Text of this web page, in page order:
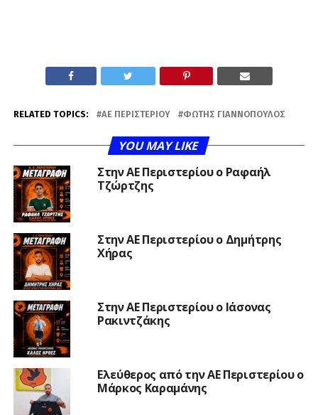
RELATED TOPICS: ΑΕ ΠΕΡΙΣΤΕΡΊΟΥ ΦΏΤΗΣ ΓΙΑΝΝΌΠΟΥΛΟΣ
YOU MAY LIKE
Στην ΑΕ Περιστερίου ο Ραφαήλ
Τζώρτζης
Στην ΑΕ Περιστερίου ο Δημήτρης
Χήρας
Στην ΑΕ Περιστερίου ο Ιάσονας
Ρακιντζάκης
Ελεύθερος από την ΑΕ Περιστερίου ο
Μάρκος Καραμάνης